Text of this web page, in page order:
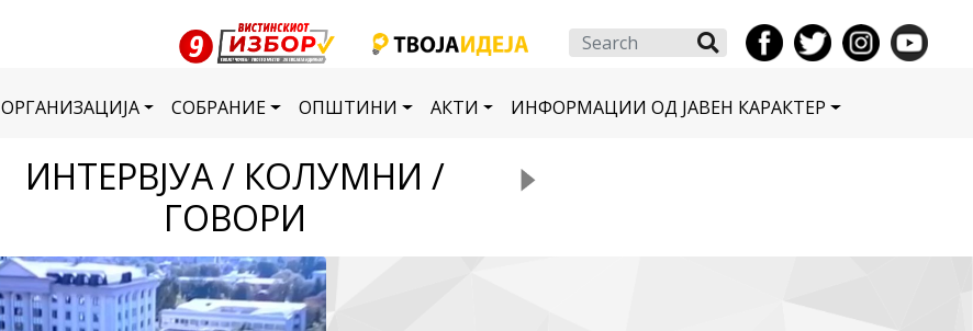
Search
ОРГАНИЗАЦИЈА СОБРАНИЕ ОПШТИНИ АКТИ ИНФОРМАЦИИ ОД ЈАВЕН КАРАКТЕР
ИНТЕРВЈУА / КОЛУМНИ /
ГОВОРИ